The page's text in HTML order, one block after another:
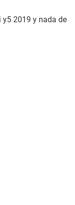
2019 y nada de